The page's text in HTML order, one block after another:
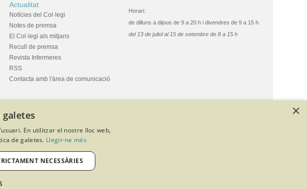
Actualitat
Notícies del Col·legi
Notes de premsa
El Col·legi als mitjans
Recull de premsa
Revista Infermeres
RSS
Contacta amb l'àrea de comunicació
Horari:
de dilluns a dijous de 9 a 20 h i divendres de 9 a 15 h
del 13 de juliol al 15 de setembre de 8 a 15 h
de protecció de dades
×
En utilitzar el nostre lloc web,
de galetes. Llegir-ne més
NECESSÀRIES